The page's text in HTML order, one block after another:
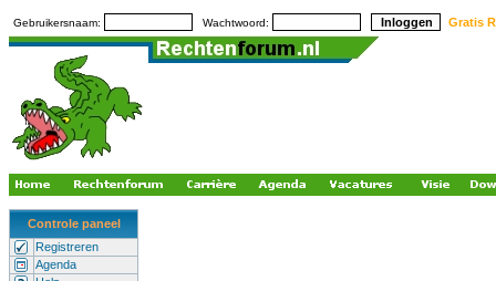
Gebruikersnaam: Wachtwoord: Gratis
Controle paneel
Registreren
Agenda